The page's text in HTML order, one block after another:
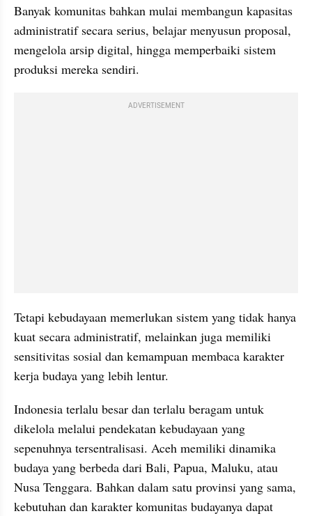
Banyak komunitas bahkan mulai membangun kapasitas
administratif secara serius, belajar menyusun proposal,
mengelola arsip digital, hingga memperbaiki sistem
produksi mereka sendiri.
ADVERTISEMENT
Tetapi kebudayaan memerlukan sistem yang tidak hanya
kuat secara administratif, melainkan juga memiliki
sensitivitas sosial dan kemampuan membaca karakter
kerja budaya yang lebih lentur.
Indonesia terlalu besar dan terlalu beragam untuk
dikelola melalui pendekatan kebudayaan yang
sepenuhnya tersentralisasi. Aceh memiliki dinamika
budaya yang berbeda dari Bali, Papua, Maluku, atau
Nusa Tenggara. Bahkan dalam satu provinsi yang sama,
kebutuhan dan karakter komunitas budayanya dapat